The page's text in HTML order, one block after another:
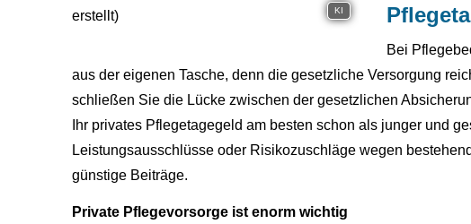
KI
Bei
aus der eigenen Tasche, denn die gesetzliche Versorgung
schließen Sie die Lücke zwischen der gesetzlichen
Ihr privates Pflegetagegeld am besten schon als junger und
Leistungsausschlüsse oder Risikozuschläge wegen
günstige Beiträge.
Private Pflegevorsorge ist enorm wichtig